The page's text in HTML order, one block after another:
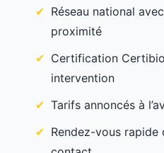
Réseau national
proximité
Certification
intervention
Tarifs annoncés à
Rendez-vous rapide